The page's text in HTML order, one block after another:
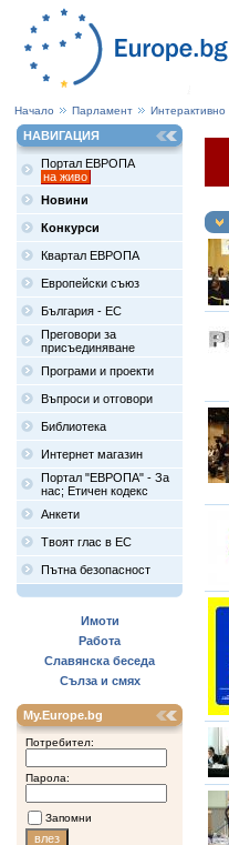
Начало Парламент Интерактивно
НАВИГАЦИЯ
Портал ЕВРОПА
на живо
Новини
Конкурси
Квартал ЕВРОПА
Европейски съюз
България - ЕС
Преговори за
присъединяване
Програми и проекти
Въпроси и отговори
Библиотека
Интернет магазин
Портал "ЕВРОПА" - За
нас; Етичен кодекс
Анкети
Твоят глас в ЕС
Пътна безопасност
Имоти
Работа
Славянска беседа
Сълза и смях
My.Europe.bg
Потребител:
Парола:
Запомни